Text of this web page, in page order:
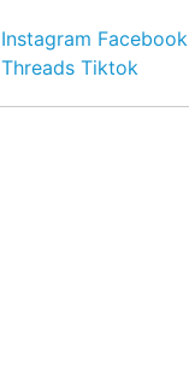
Instagram Facebook
Threads Tiktok